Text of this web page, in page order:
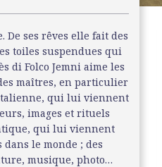
De ses rêves elle fait des
toiles suspendues qui
di Folco Jemni aime les
maîtres, en particulier
qui lui viennent
images et rituels
qui lui viennent
dans le monde ; des
musique, photo…